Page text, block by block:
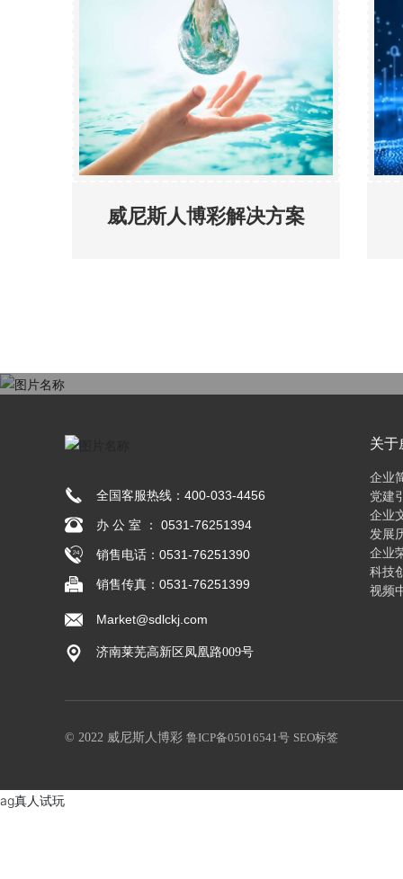
威尼斯人博彩解决方案
全国客服热线： 400-033-4456
办 公 室 ： 0531-76251394
销售电话： 0531-76251390
销售传真：0531-76251399
Market@sdlckj.com
济南莱芜高新区凤凰路009号
关于
企业
党建
企业
发展
企业
科技
视频
© 2022 威尼斯人博彩 鲁ICP备05016541号 SEO标签
ag真人试玩